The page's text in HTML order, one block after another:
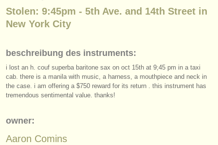
orchester
jugendorchester
musicalchairs:
über musicalchairs
kontakt
rss feeds
Stolen: 9:45pm - 5th Ave. and 14th Street in
New York City
beschreibung des instruments:
i lost an h. couf superba baritone sax on oct 15th at 9;45 pm in a taxi
cab. there is a manila with music, a harness, a mouthpiece and neck in
the case. i am offering a $750 reward for its return . this instrument has
tremendous sentimental value. thanks!
owner:
Aaron Comins